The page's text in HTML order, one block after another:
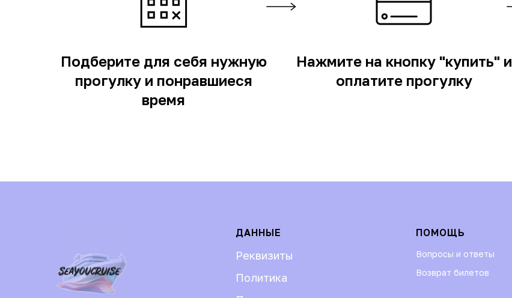
Подберите для себя нужную
прогулку и понравшиеся
время
Нажмите на кнопку "купить" и
оплатите прогулку
ДАННЫЕ
Реквизиты
Политика
ПОМОЩЬ
Вопросы и ответы
Возврат билетов